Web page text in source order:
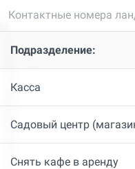
Контактные номера
Подразделение:
Касса
Садовый центр
Снять кафе в аренду